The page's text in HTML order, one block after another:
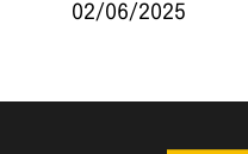
02/06/2025